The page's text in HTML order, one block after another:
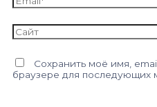
Сайт
Сохранить моё имя,
браузере для последующих